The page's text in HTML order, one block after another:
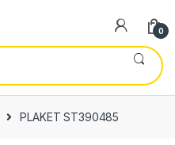
0
PLAKET ST390485